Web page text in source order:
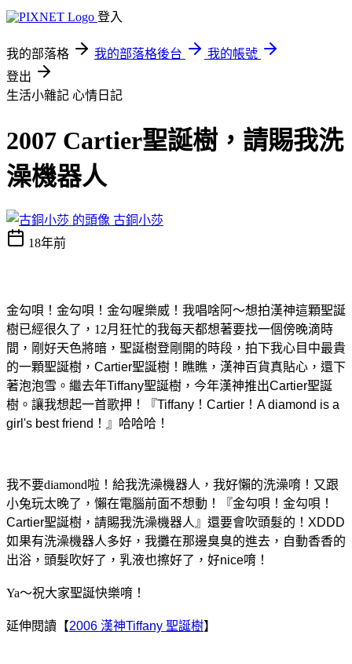
登入
我的部落格 我的部落格後台
我的帳號
登出
生活小雜記 心情日記
2007 Cartier聖誕樹，請賜我洗
澡機器人
古銅小莎
18年前
金勾唄！金勾唄！金勾喔樂威！我唱啥阿～想拍漢神這顆聖誕
樹已經很久了，12月狂忙的我每天都想著要找一個傍晚滴時
間，剛好天色將暗，聖誕樹登剛開的時段，拍下我心目中最貴
的一顆聖誕樹， Cartier聖誕樹！瞧瞧，漢神百貨真貼心，還下
著泡泡雪。繼去年Tiffany聖誕樹，今年漢神推出Cartier聖誕
樹。讓我想起一首歌押！『Tiffany！ Cartier！Adiamond is a
girl's best friend！』哈哈哈！
我不要diamond啦！給我洗澡機器人，我好懶的洗澡唷！又跟
小兔玩太晚了，懶在電腦前面不想動！『金勾唄！金勾唄！
Cartier聖誕樹 ，請賜我洗澡機器人』還要會吹頭髮的！XDDD
如果有洗澡機器人多好，我攤在那邊臭臭的進去，自動香香的
出浴，頭髮吹好了，乳液也擦好了，好nice唷！
Ya～祝大家聖誕快樂唷！
延伸閱讀【2006 漢神Tiffany 聖誕樹】